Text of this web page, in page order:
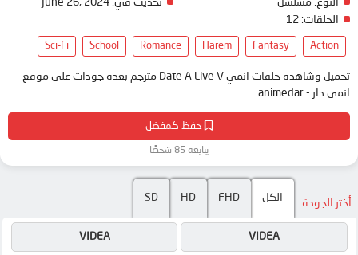
حفظ كمفضل
يتابعه 85 شخصًا
النوع: مسلسل
الحلقات:
تحديث في: June 26, 2024
Action
Fantasy
Harem
Romance
School
Sci-Fi
تحميل وشاهدة حلقات انمي Date A Live V مترجم بعدة جودات على موقع
انمي دار - animedar
أختر الجودة الكل FHD
HD
SD
VIDEA
VIDEA